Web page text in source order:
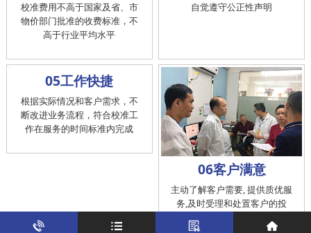
校准费用不高于国家及省、市
物价部门批准的收费标准，不
高于行业平均水平
自觉遵守公正性声明
05工作快捷
根据实际情况和客户需求，不
断改进业务流程，符合校准工
作在服务的时间标准内完成
06客户满意
主动了解客户需要, 提供质优服
务,及时受理和处置客户的投
诉，提供快捷、方便的后续服